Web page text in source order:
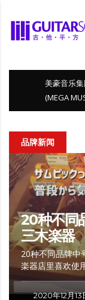
美豪音乐集
(MEGA
品牌新闻
20种不同
三木楽器
20种不同品牌中
楽器店里喜欢使
2020年12月13